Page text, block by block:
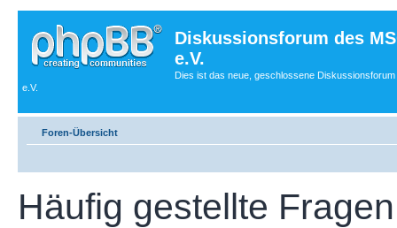
Diskussionsforum des
e.V.
Dies ist das neue, geschlossene
e.V.
Foren-Übersicht
Häufig gestellte Fragen